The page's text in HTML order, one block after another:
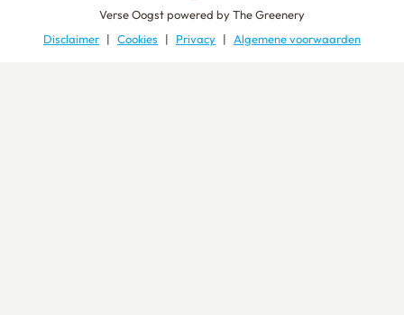
Verse Oogstpowered byThe Greenery
Disclaimer
Cookies Privacy Algemene voorwaarden